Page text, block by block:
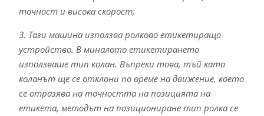
точност и висока скорост;
3. Тази машина използва ролково етикетиращо
устройство. В миналото етикетирането
използваше тип колан. Въпреки това, тъй като
коланът ще се отклони по време на движение, което
се отразява на точността на позицията на
етикета, методът на позициониране тип ролка се